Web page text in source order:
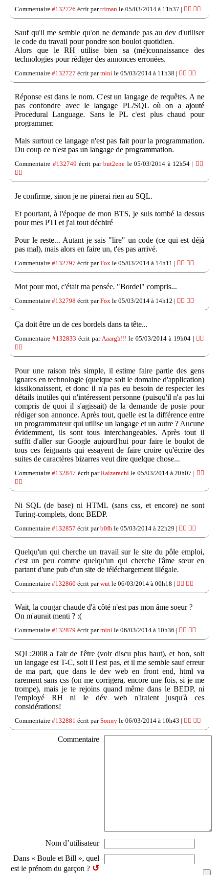
Commentaire #132726 écrit partriman le 05/03/2014 à 11h37 | 👍🏽 👎🏽
Sauf qu'il me semble qu'on ne demande pas au dev d'utiliser
le code du travail pour pondre son boulot quotidien.
Alors que le RH utilise bien sa (mé)connaissance des
technologies pour rédiger des annonces erronées.
Commentaire #132727 écrit parmini le 05/03/2014 à 11h38 | 👍🏽 👎🏽
Réponse est dans le nom. C'est un langage de requêtes. A ne
pas confondre avec le langage PL/SQL où on a ajouté
Procedural Language. Sans le PL c'est plus chaud pour
programmer.
Mais surtout ce langage n'est pas fait pour la programmation.
Du coup ce n'est pas un langage de programmation.
Commentaire #132749 écrit parbut2ene le 05/03/2014 à 12h54 | 👍🏽
👎🏽
Je confirme, sinon je ne pinerai rien au SQL.
Et pourtant, à l'époque de mon BTS, je suis tombé la dessus
pour mes PTI et j'ai tout déchiré
Pour le reste... Autant je sais "lire" un code (ce qui est déjà
pas mal), mais alors en faire un, t'es pas arrivé.
Commentaire #132797 écrit parFox le 05/03/2014 à 14h11 | 👍🏽 👎🏽
Mot pour mot, c'était ma pensée. "Bordel" compris...
Commentaire #132798 écrit parFox le 05/03/2014 à 14h12 | 👍🏽 👎🏽
Ça doit être un de ces bordels dans ta tête...
Commentaire #132833 écrit parAaargh!!! le 05/03/2014 à 19h04 | 👍🏽
👎🏽
Pour une raison très simple, il estime faire partie des gens
ignares en technologie (quelque soit le domaine d'application)
kissikonaissent, et donc il n'a pas eu besoin de respecter les
détails inutiles qui n'intéressent personne (puisqu'il n'a pas lui
compris de quoi il s'agissait) de la demande de poste pour
rédiger son annonce. Après tout, quelle est la différence entre
un programmateur qui utilise un langage et un autre ? Aucune
évidemment, ils sont tous interchangeables. Après tout il
suffit d'aller sur Google aujourd'hui pour faire le boulot de
tous ces feignants qui essayent de faire croire qu'écrire des
suites de caractères bizarres veut dire quelque chose...
Commentaire#132847 écrit parRaizarachi le 05/03/2014 à 20h07 | 👍🏽
👎🏽
Ni SQL (de base) ni HTML (sans css, et encore) ne sont
Turing-complets, donc BEDP.
Commentaire #132857 écrit parb0fh le 05/03/2014 à 22h29 | 👍🏽 👎🏽
Quelqu'un qui cherche un travail sur le site du pôle emploi,
c'est un peu comme quelqu'un qui cherche l'âme sœur en
partant d'une pub d'un site de téléchargement illégale.
Commentaire #132860 écrit parwut le 06/03/2014 à 00h18 | 👍🏽 👎🏽
Wait, la cougar chaude d'à côté n'est pas mon âme soeur ?
On m'aurait menti ? :(
Commentaire #132879 écrit parmini le 06/03/2014 à 10h36 | 👍🏽 👎🏽
SQL:2008 a l'air de l'être (voir discu plus haut), et bon, soit
un langage est T-C, soit il l'est pas, et il me semble sauf erreur
de ma part, que dans le dev web en front end, html va
rarement sans css (on me corrigera, encore une fois, si je me
trompe), mais je te rejoins quand même dans le BEDP, ni
l'employé RH ni le dév web n'iraient jusqu'à ces
considérations!
Commentaire #132881 écrit parSonny le 06/03/2014 à 10h43 | 👍🏽 👎🏽
Commentaire
Nom d’utilisateur
Dans « Boule et Bill », quel
est le prénom du garçon ? ↺